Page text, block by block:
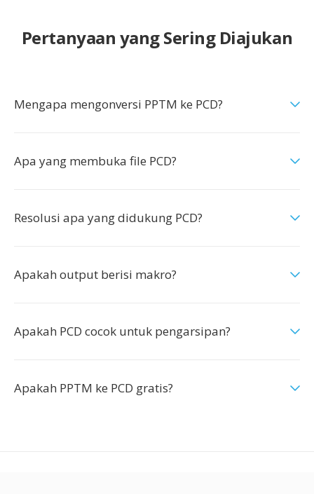
Pertanyaan yang Sering Diajukan
Mengapa mengonversi PPTM ke PCD?
Apa yang membuka file PCD?
Resolusi apa yang didukung PCD?
Apakah output berisi makro?
Apakah PCD cocok untuk pengarsipan?
Apakah PPTM ke PCD gratis?